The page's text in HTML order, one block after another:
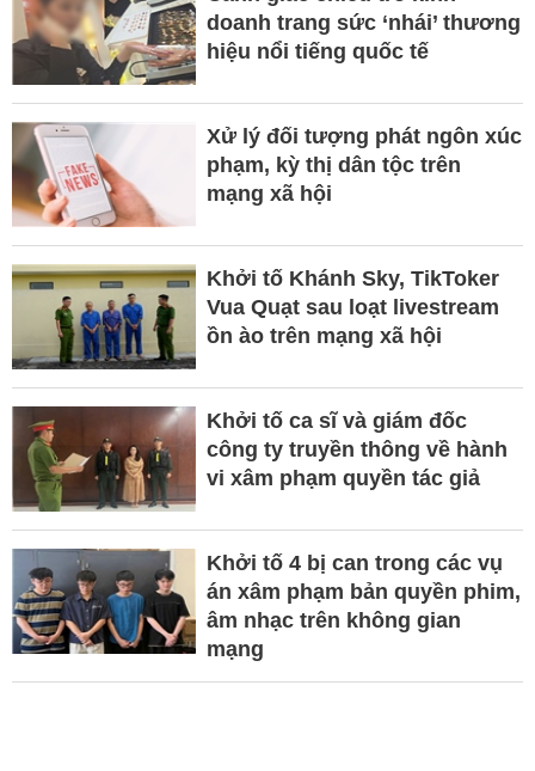
doanh trang sức ‘nhái’ thương
hiệu nổi tiếng quốc tế
Xử lý đối tượng phát ngôn xúc
phạm, kỳ thị dân tộc trên
mạng xã hội
Khởi tố Khánh Sky, TikToker
Vua Quạt sau loạt livestream
ồn ào trên mạng xã hội
Khởi tố ca sĩ và giám đốc
công ty truyền thông về hành
vi xâm phạm quyền tác giả
Khởi tố 4 bị can trong các vụ
án xâm phạm bản quyền phim,
âm nhạc trên không gian
mạng